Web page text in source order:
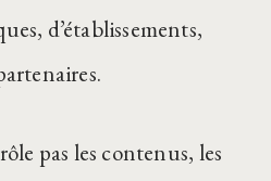
d’établissements,
pas les contenus, les